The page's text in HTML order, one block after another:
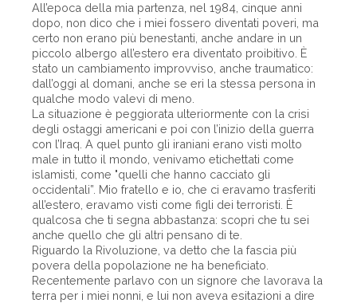
All’epoca della mia partenza, nel 1984, cinque anni
dopo, non dico che i miei fossero diventati poveri, ma
certo non erano più benestanti, anche andare in un
piccolo albergo all’estero era diventato proibitivo. È
stato un cambiamento improvviso, anche traumatico:
dall’oggi al domani, anche se eri la stessa persona in
qualche modo valevi di meno.
La situazione è peggiorata ulteriormente con la crisi
degli ostaggi americani e poi con l’inizio della guerra
con l’Iraq. A quel punto gli iraniani erano visti molto
male in tutto il mondo, venivamo etichettati come
islamisti, come "quelli che hanno cacciato gli
occidentali”. Mio fratello e io, che ci eravamo trasferiti
all’estero, eravamo visti come figli dei terroristi. È
qualcosa che ti segna abbastanza: scopri che tu sei
anche quello che gli altri pensano di te.
Riguardo la Rivoluzione, va detto che la fascia più
povera della popolazione ne ha beneficiato.
Recentemente parlavo con un signore che lavorava la
terra per i miei nonni, e lui non aveva esitazioni a dire